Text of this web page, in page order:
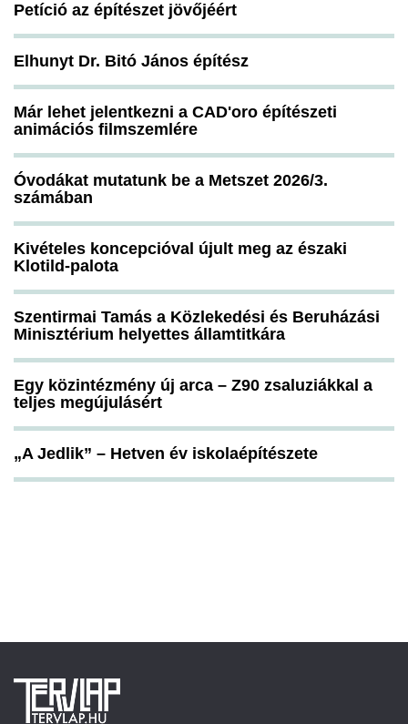
Petíció az építészet jövőjéért
Elhunyt Dr. Bitó János építész
Már lehet jelentkezni a CAD'oro építészeti
animációs filmszemlére
Óvodákat mutatunk be a Metszet 2026/3.
számában
Kivételes koncepcióval újult meg az északi
Klotild-palota
Szentirmai Tamás a Közlekedési és Beruházási
Minisztérium helyettes államtitkára
Egy közintézmény új arca – Z90 zsaluziákkal a
teljes megújulásért
„A Jedlik” – Hetven év iskolaépítészete